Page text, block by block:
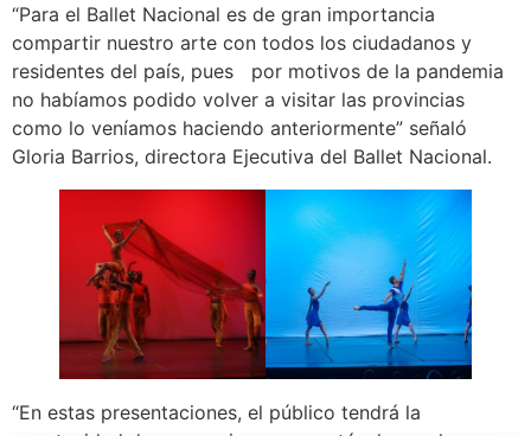
“Para el Ballet Nacional es de gran importancia
compartir nuestro arte con todos los ciudadanos y
residentes del país, pues por motivos de la pandemia
no habíamos podido volver a visitar las provincias
como lo veníamos haciendo anteriormente” señaló
Gloria Barrios, directora Ejecutiva del Ballet Nacional.
“En estas presentaciones, el público tendrá la